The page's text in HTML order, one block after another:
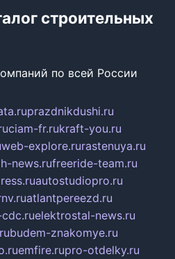
строительных
по всей России
prazdnikdushi.ru
ciam-fr.rukraft-you.ru
web-explore.rurastenuya.ru
news.rufreeride-team.ru
autostudiopro.ru
atlantpereezd.ru
elektrostal-news.ru
budem-znakomye.ru
emfire.rupro-otdelky.ru